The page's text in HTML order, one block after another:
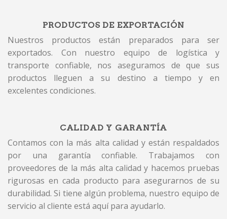
PRODUCTOS DE EXPORTACIÓN
Nuestros productos están preparados para ser
exportados. Con nuestro equipo de logística y
transporte confiable, nos aseguramos de que sus
productos lleguen a su destino a tiempo y en
excelentes condiciones.
CALIDAD Y GARANTÍA
Contamos con la más alta calidad y están respaldados
por una garantía confiable. Trabajamos con
proveedores de la más alta calidad y hacemos pruebas
rigurosas en cada producto para asegurarnos de su
durabilidad. Si tiene algún problema, nuestro equipo de
servicio al cliente está aquí para ayudarlo.